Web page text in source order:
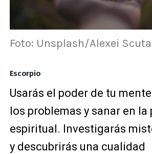
Foto: Unsplash/Alexei
Escorpio
Usarás el poder de tu
los problemas y sanar en
espiritual. Investigarás
y descubrirás una cualidad